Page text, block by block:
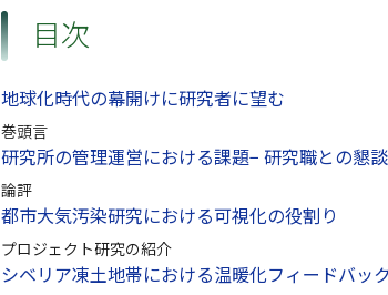
目次
地球化時代の幕開けに研究者に望む
巻頭言
研究所の管理運営における課題− 研究職との懇
論評
都市大気汚染研究における可視化の役割り
プロジェクト研究の紹介
シベリア凍土地帯における温暖化フィードバッ